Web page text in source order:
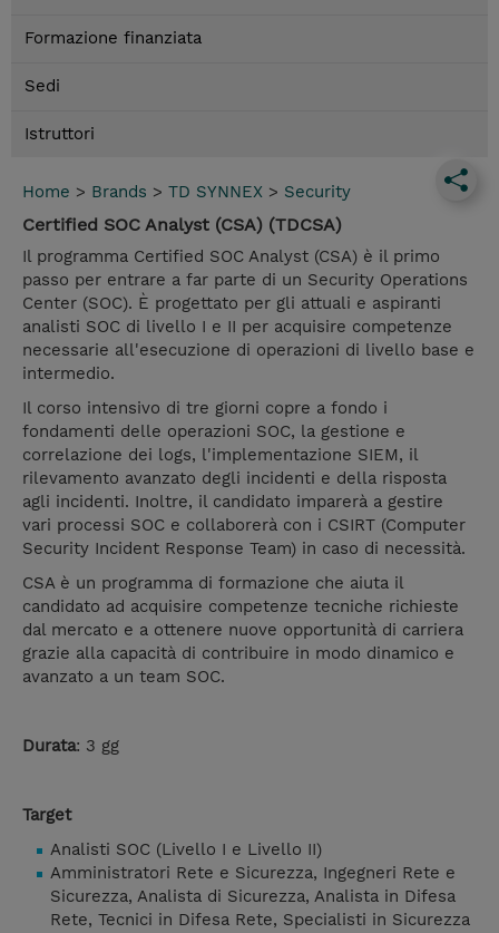
Formazione finanziata
Sedi
Istruttori
Home > Brands > TD SYNNEX > Security
Certified SOC Analyst (CSA) (TDCSA)
Il programma Certified SOC Analyst (CSA) è il primo
passo per entrare a far parte di un Security Operations
Center (SOC). È progettato per gli attuali e aspiranti
analisti SOC di livello I e II per acquisire competenze
necessarie all'esecuzione di operazioni di livello base e
intermedio.
Il corso intensivo di tre giorni copre a fondo i
fondamenti delle operazioni SOC, la gestione e
correlazione dei logs, l'implementazione SIEM, il
rilevamento avanzato degli incidenti e della risposta
agli incidenti. Inoltre, il candidato imparerà a gestire
vari processi SOC e collaborerà con i CSIRT (Computer
Security Incident Response Team) in caso di necessità.
CSA è un programma di formazione che aiuta il
candidato ad acquisire competenze tecniche richieste
dal mercato e a ottenere nuove opportunità di carriera
grazie alla capacità di contribuire in modo dinamico e
avanzato a un team SOC.
Durata: 3 gg
Target
Analisti SOC (Livello I e Livello II)
Amministratori Rete e Sicurezza, Ingegneri Rete e
Sicurezza, Analista di Sicurezza, Analista in Difesa
Rete, Tecnici in Difesa Rete, Specialisti in Sicurezza